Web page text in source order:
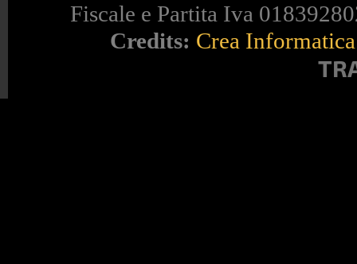
Fiscale e Partita Iva
Credits: Crea